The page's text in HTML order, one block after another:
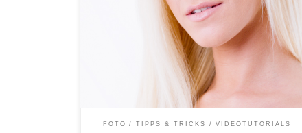
online. Heute geht’s darum die Augen durch eine
einfache Retusche etwas aufzuhellen bzw. strahlen zu
lassen. Das geht in Lightroom ganz einfach mit dem
Korrekturpinsel. Damit auch alle Tablet-Benutzer in
den HD Genuss kommen, hier der Link zum Video auf
FOTO TIPPS & TRICKS VIDEOTUTORIALS